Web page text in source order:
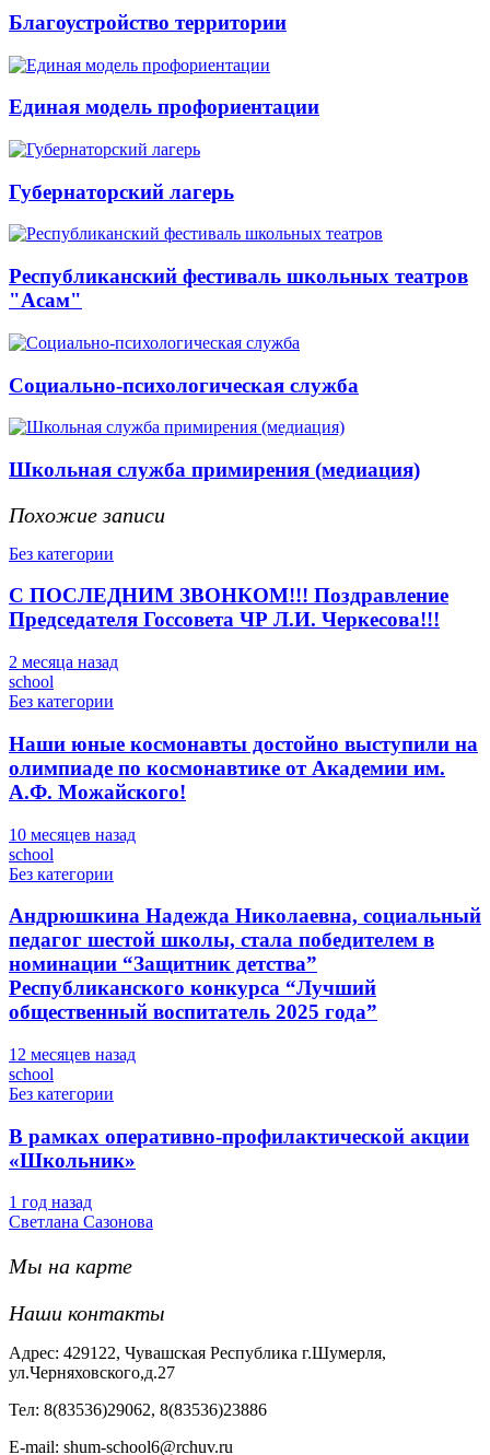
Благоустройство территории
Единая модель профориентации
Губернаторский лагерь
Республиканский фестиваль школьных театров
"Асам"
Социально-психологическая служба
Школьная служба примирения (медиация)
Похожие записи
Без категории
С ПОСЛЕДНИМ ЗВОНКОМ!!! Поздравление
Председателя Госсовета ЧР Л.И. Черкесова!!!
2 месяца назад
school
Без категории
Наши юные космонавты достойно выступили на
олимпиаде по космонавтике от Академии им.
А.Ф. Можайского!
10 месяцев назад
school
Без категории
Андрюшкина Надежда Николаевна, социальный
педагог шестой школы, стала победителем в
номинации “Защитник детства”
Республиканского конкурса “Лучший
общественный воспитатель 2025 года”
12 месяцев назад
school
Без категории
В рамках оперативно-профилактической акции
«Школьник»
1 год назад
Светлана Сазонова
Мы на карте
Наши контакты
Адрес: 429122, Чувашская Республика г.Шумерля,
ул.Черняховского,д.27
Тел: 8(83536)29062, 8(83536)23886
Е-mail: shum-school6@rchuv.ru